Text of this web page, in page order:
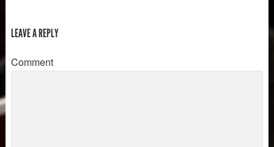
Emanuele…
LEAVE A REPLY
Comment